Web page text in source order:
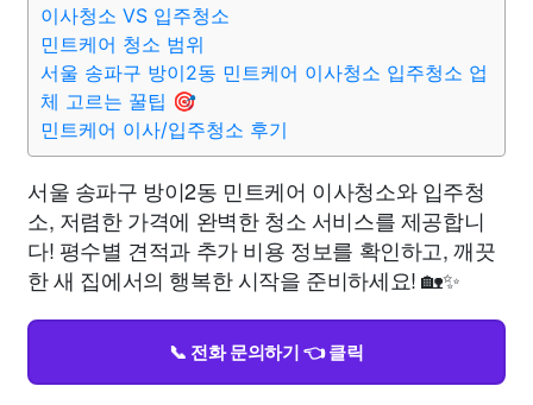
이사청소 VS 입주청소
민트케어 청소 범위
서울 송파구 방이2동 민트케어 이사청소 입주청소 업
체 고르는 꿀팁 🎯
민트케어 이사/입주청소 후기
서울 송파구 방이2동 민트케어 이사청소와 입주청
소, 저렴한 가격에 완벽한 청소 서비스를 제공합니
다! 평수별 견적과 추가 비용 정보를 확인하고, 깨끗
한 새 집에서의 행복한 시작을 준비하세요! 🏡✨
📞 전화 문의하기 👈 클릭